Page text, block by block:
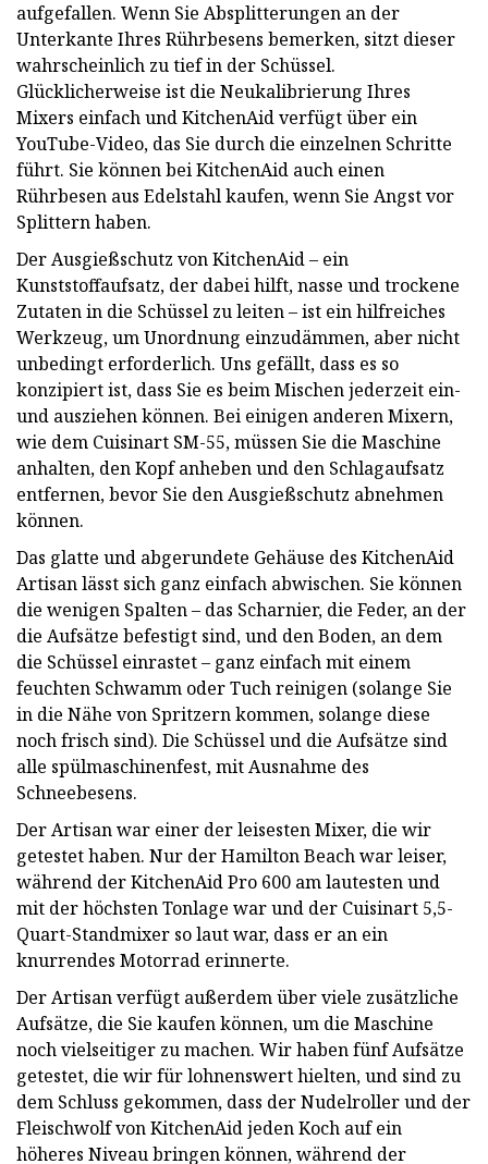
aufgefallen. Wenn Sie Absplitterungen an der
Unterkante Ihres Rührbesens bemerken, sitzt dieser
wahrscheinlich zu tief in der Schüssel.
Glücklicherweise ist die Neukalibrierung Ihres
Mixers einfach und KitchenAid verfügt über ein
YouTube-Video, das Sie durch die einzelnen Schritte
führt. Sie können bei KitchenAid auch einen
Rührbesen aus Edelstahl kaufen, wenn Sie Angst vor
Splittern haben.
Der Ausgießschutz von KitchenAid – ein
Kunststoffaufsatz, der dabei hilft, nasse und trockene
Zutaten in die Schüssel zu leiten – ist ein hilfreiches
Werkzeug, um Unordnung einzudämmen, aber nicht
unbedingt erforderlich. Uns gefällt, dass es so
konzipiert ist, dass Sie es beim Mischen jederzeit ein-
und ausziehen können. Bei einigen anderen Mixern,
wie dem Cuisinart SM-55, müssen Sie die Maschine
anhalten, den Kopf anheben und den Schlagaufsatz
entfernen, bevor Sie den Ausgießschutz abnehmen
können.
Das glatte und abgerundete Gehäuse des KitchenAid
Artisan lässt sich ganz einfach abwischen. Sie können
die wenigen Spalten – das Scharnier, die Feder, an der
die Aufsätze befestigt sind, und den Boden, an dem
die Schüssel einrastet – ganz einfach mit einem
feuchten Schwamm oder Tuch reinigen (solange Sie
in die Nähe von Spritzern kommen, solange diese
noch frisch sind). Die Schüssel und die Aufsätze sind
alle spülmaschinenfest, mit Ausnahme des
Schneebesens.
Der Artisan war einer der leisesten Mixer, die wir
getestet haben. Nur der Hamilton Beach war leiser,
während der KitchenAid Pro 600 am lautesten und
mit der höchsten Tonlage war und der Cuisinart 5,5-
Quart-Standmixer so laut war, dass er an ein
knurrendes Motorrad erinnerte.
Der Artisan verfügt außerdem über viele zusätzliche
Aufsätze, die Sie kaufen können, um die Maschine
noch vielseitiger zu machen. Wir haben fünf Aufsätze
getestet, die wir für lohnenswert hielten, und sind zu
dem Schluss gekommen, dass der Nudelroller und der
Fleischwolf von KitchenAid jeden Koch auf ein
höheres Niveau bringen können, während der